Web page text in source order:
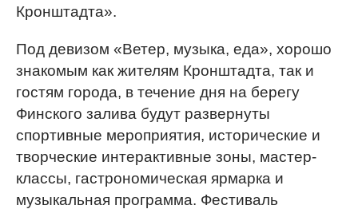
Кронштадта».
Под девизом «Ветер, музыка, еда», хорошо
знакомым как жителям Кронштадта, так и
гостям города, в течение дня на берегу
Финского залива будут развернуты
спортивные мероприятия, исторические и
творческие интерактивные зоны, мастер-
классы, гастрономическая ярмарка и
музыкальная программа. Фестиваль